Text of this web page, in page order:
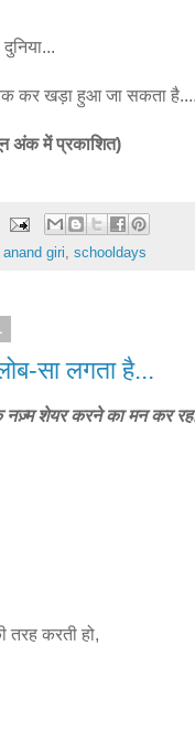
कर खड़ा हुआ जा सकता
अंक में प्रकाशित)
giri, schooldays
सा लगता है...
नज़्म शेयर करने का मन कर
करती हो,